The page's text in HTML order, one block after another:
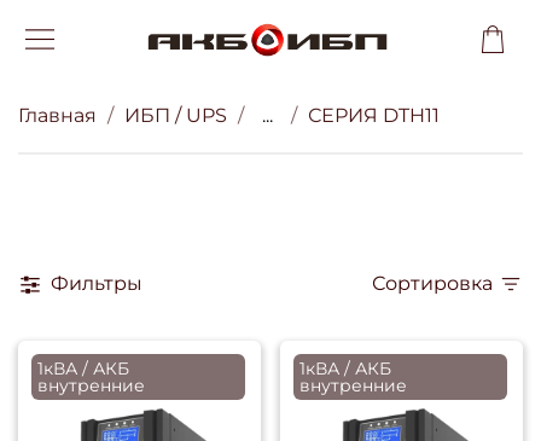
Главная ИБП / UPS ... СЕРИЯ DTH11
Фильтры Сортировка
1кВА / АКБ
внутренние
1кВА / АКБ
внутренние